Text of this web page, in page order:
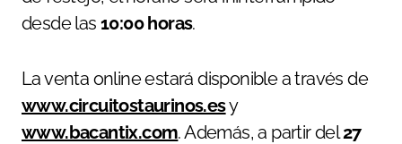
desde las10:00 horas.
La venta online estará disponible a través de
www.circuitostaurinos.esy
www.bacantix.com. Además, a partir del27